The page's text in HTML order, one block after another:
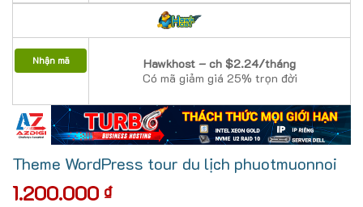
Nhận mã
Hawkhost – ch $2.24/tháng
Có mã giảm giá 25% trọn đời
Theme WordPress tour du lịch phuotmuonnoi
1.200.000 ₫